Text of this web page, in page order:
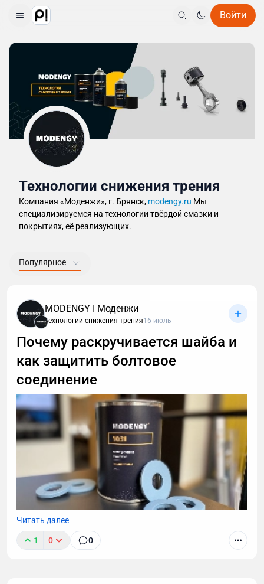
Войти
Технологии снижения трения
Компания «Моденжи», г. Брянск, modengy.ru Мы
специализируемся на технологии твёрдой смазки и
покрытиях, её реализующих.
Популярное
MODENGY I Моденжи
Технологии снижения трения16 июль
Почему раскручивается шайба и
как защитить болтовое
соединение
Читать далее
1 0 0